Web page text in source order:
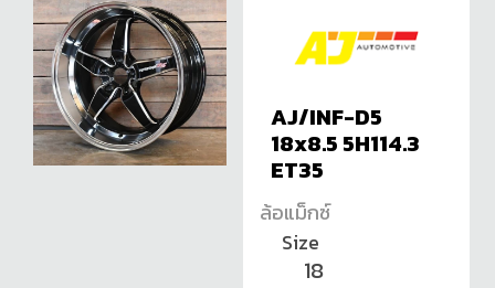
AJ/INF-D5
18x8.5 5H114.3
ET35
ล้อแม็กซ์
Size
18